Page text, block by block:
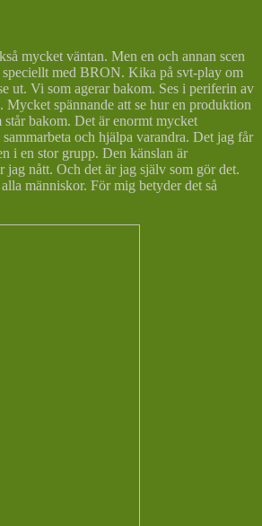
mycket väntan. Men en och annan scen
med BRON. Kika på svt-play om
ut. Vi som agerar bakom. Ses i periferin av
Mycket spännande att se hur en produktion
bakom. Det är enormt mycket
och hjälpa varandra. Det jag får
i en stor grupp. Den känslan är
nått. Och det är jag själv som gör det.
människor. För mig betyder det så